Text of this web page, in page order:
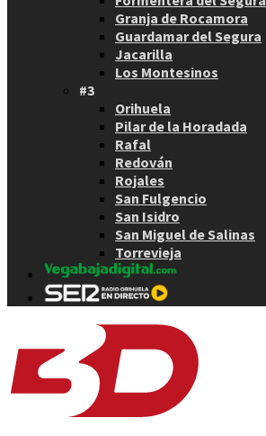
Granja de Rocamora
Guardamar del Segura
Jacarilla
Los Montesinos
#3
Orihuela
Pilar de la Horadada
Rafal
Redován
Rojales
San Fulgencio
San Isidro
San Miguel de Salinas
Torrevieja